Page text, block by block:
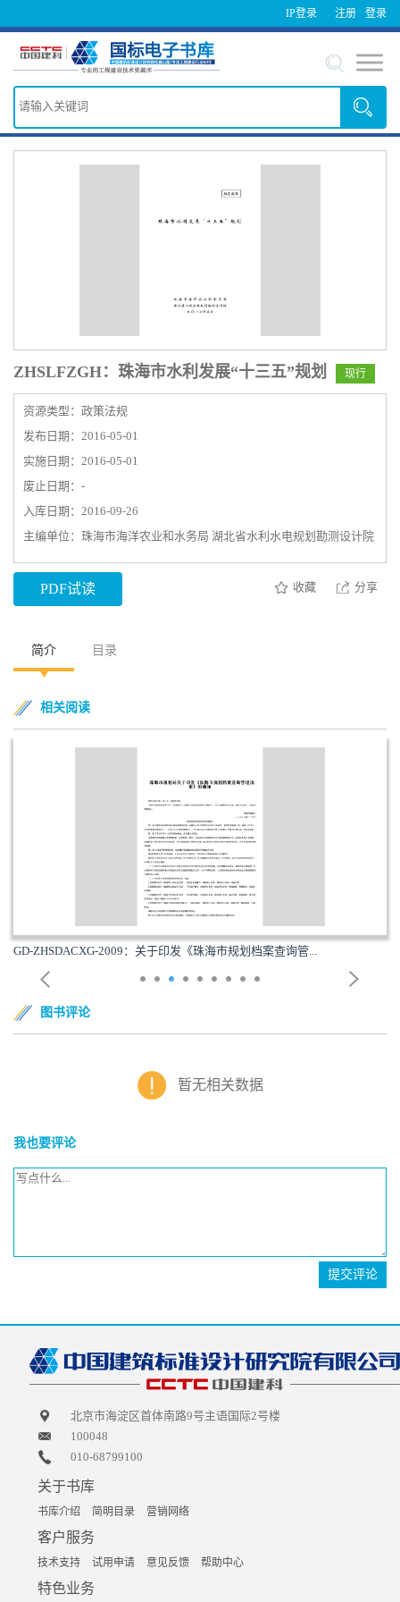
IP登录 登录
注册
ZHSLFZGH：珠海市水利发展“十三五”规划 现行
资源类型：政策法规
发布日期：2016-05-01
实施日期：2016-05-01
废止日期：-
入库日期：2016-09-26
主编单位：珠海市海洋农业和水务局 湖北省水利水电规划勘测设计院
PDF试读 收藏 分享
简介 目录
相关阅读
GD-ZHSDACXG-2009：关于印发《珠海市规划档案查询管...
图书评论
暂无相关数据
我也要评论
提交评论
北京市海淀区首体南路9号主语国际2号楼
100048
010-68799100
关于书库
书库介绍 简明目录 营销网络
客户服务
技术支持 试用申请 意见反馈 帮助中心
特色业务